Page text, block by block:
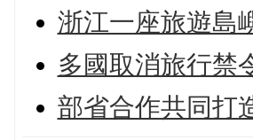
浙江一座旅遊島
多國取消旅行禁
部省合作共同打